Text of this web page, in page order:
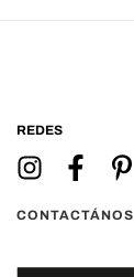
REDES
CONTACTÁNOS